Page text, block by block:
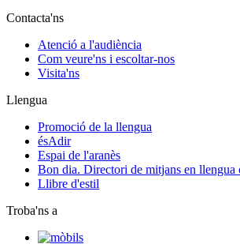
Contacta'ns
Atenció a l'audiència
Com veure'ns i escoltar-nos
Visita'ns
Llengua
Promoció de la llengua
ésAdir
Espai de l'aranès
Bon dia. Directori de mitjans en llengua
Llibre d'estil
Troba'ns a